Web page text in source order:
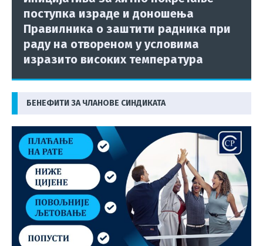
поступка израде и доношења
Правилника о заштити радника при
раду на отвореном у условима
изразито високих температура
БЕНЕФИТИ ЗА ЧЛАНОВЕ СИНДИКАТА